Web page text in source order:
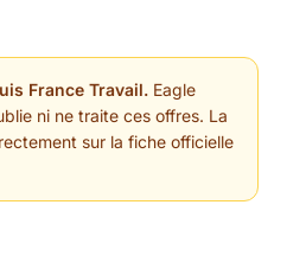
France Travail. Eagle
ni ne traite ces offres. La
sur la fiche officielle